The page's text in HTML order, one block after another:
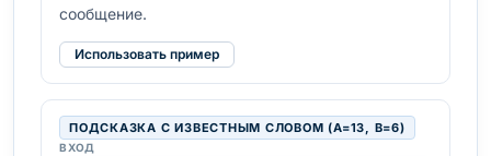
сообщение.
Использовать пример
ПОДСКАЗКА С ИЗВЕСТНЫМ СЛОВОМ (A=13, B=6)
ВХОД